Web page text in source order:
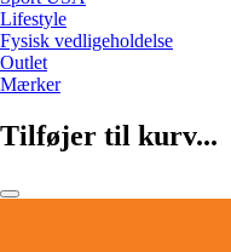
Lifestyle
Fysisk vedligeholdelse
Outlet
Mærker
Tilføjer til kurv...